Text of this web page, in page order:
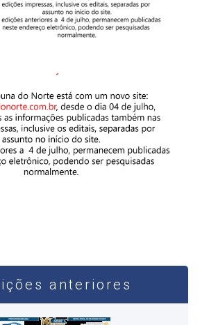
do tratamento”.
anteriores